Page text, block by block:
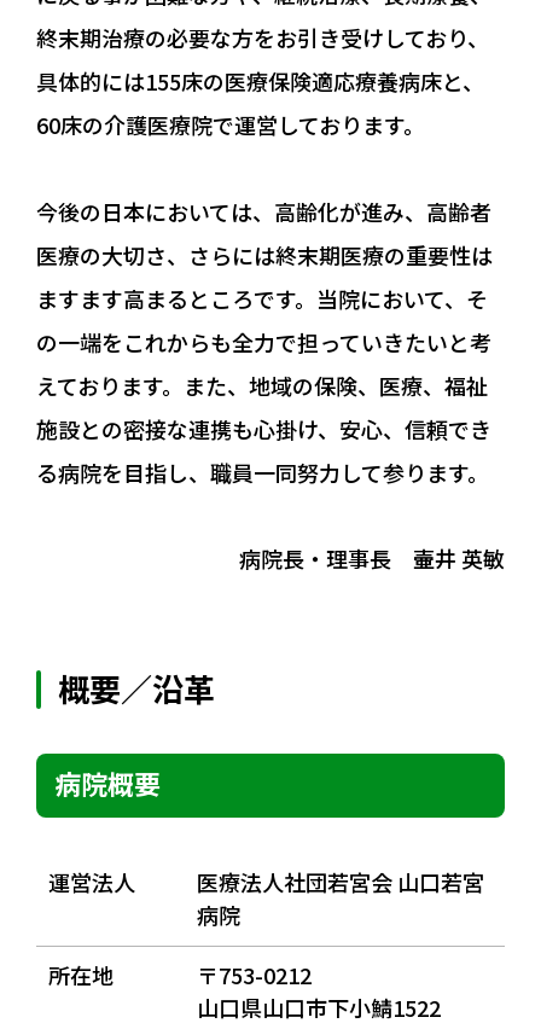
終末期治療の必要な方をお引き受けしており、
具体的には155床の医療保険適応療養病床と、
60床の介護医療院で運営しております。
今後の日本においては、高齢化が進み、高齢者
医療の大切さ、さらには終末期医療の重要性は
ますます高まるところです。当院において、そ
の一端をこれからも全力で担っていきたいと考
えております。また、地域の保険、医療、福祉
施設との密接な連携も心掛け、安心、信頼でき
る病院を目指し、職員一同努力して参ります。
病院長・理事長 壷井 英敏
概要／沿革
病院概要
運営法人
医療法人社団若宮会 山口若宮
病院
所在地
〒753-0212
山口県山口市下小鯖1522